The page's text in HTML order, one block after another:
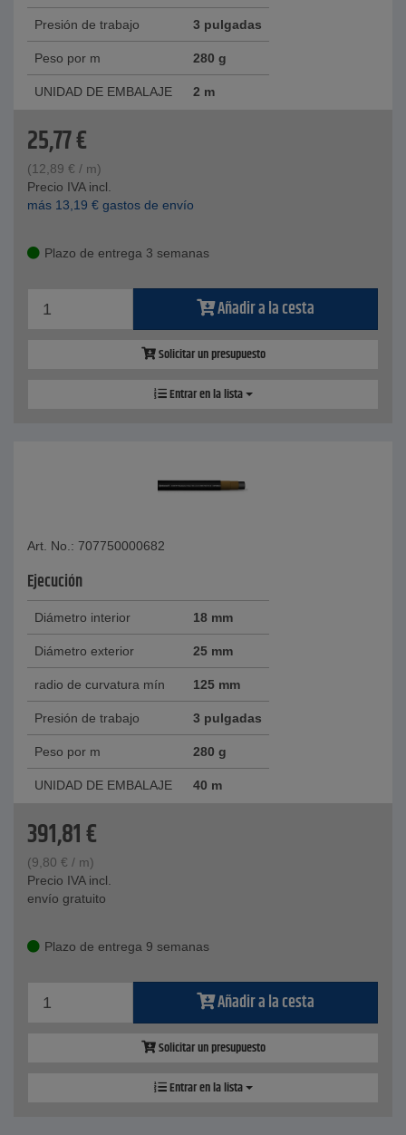
Presión de trabajo 3 pulgadas
Peso por m 280 g
UNIDAD DE EMBALAJE 2 m
25,77€
(12,89 € / m)
Precio IVA incl.
más 13,19 € gastos de envío
Plazo de entrega 3 semanas
Añadir a la cesta
Solicitar un presupuesto
Entrar en la lista
Art. No.: 707750000682
Ejecución
Diámetro interior 18 mm
Diámetro exterior 25 mm
radio de curvatura mín 125 mm
Presión de trabajo 3 pulgadas
Peso por m 280 g
UNIDAD DE EMBALAJE 40 m
391,81€
(9,80 € / m)
Precio IVA incl.
envío gratuito
Plazo de entrega 9 semanas
Añadir a la cesta
Solicitar un presupuesto
Entrar en la lista